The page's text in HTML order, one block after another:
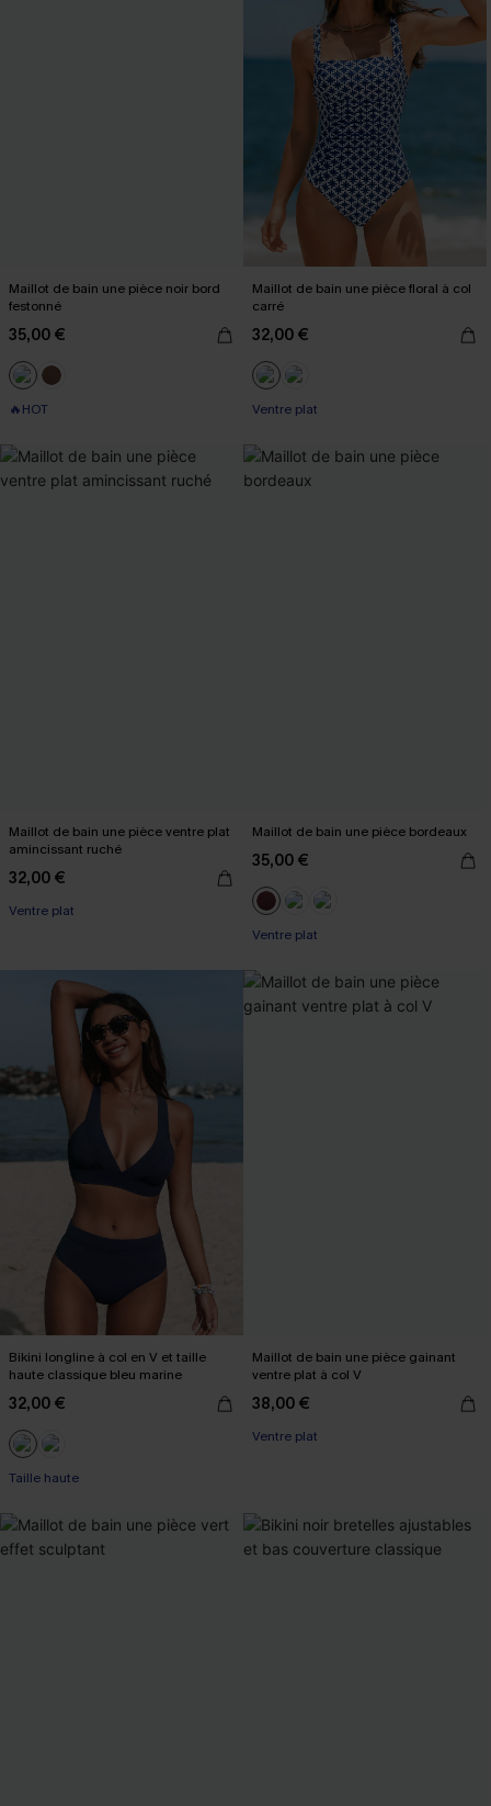
Maillot de bain une pièce noir bord
festonné
35,00 €
🔥HOT
Maillot de bain une pièce floral à col
carré
32,00 €
Ventre plat
Maillot de bain une pièce ventre plat
amincissant ruché
32,00 €
Ventre plat
Maillot de bain une pièce bordeaux
35,00 €
Ventre plat
Bikini longline à col en V et taille
haute classique bleu marine
32,00 €
Taille haute
Maillot de bain une pièce gainant
ventre plat à col V
38,00 €
Ventre plat